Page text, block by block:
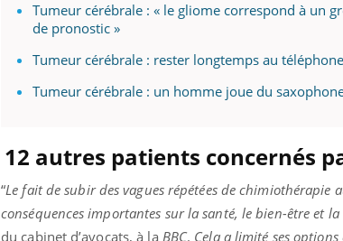
Tumeur cérébrale : « le gliome correspond à un
de pronostic »
Tumeur cérébrale : rester longtemps au
Tumeur cérébrale : un homme joue du
12 autres patients concernés
“Le fait de subir des vagues répétées de chimiothérapie
conséquences importantes sur la santé, le bien-être et
du cabinet d’avocats, à la BBC. Cela a limité ses